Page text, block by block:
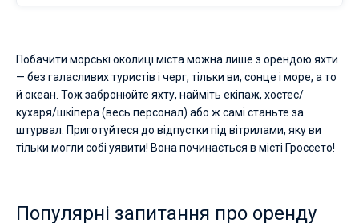
Побачити морські околиці міста можна лише з орендою яхти
— без галасливих туристів і черг, тільки ви, сонце і море, а то
й океан. Тож забронюйте яхту, найміть екіпаж, хостес/
кухаря/шкіпера (весь персонал) або ж самі станьте за
штурвал. Приготуйтеся до відпустки під вітрилами, яку ви
тільки могли собі уявити! Вона починається в місті Гроссето!
Популярні запитання про оренду